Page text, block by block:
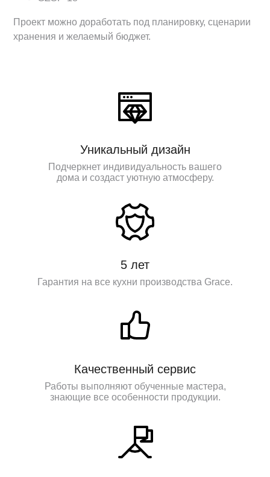
Проект можно доработать под планировку, сценарии
хранения и желаемый бюджет.
Уникальный дизайн
Подчеркнет индивидуальность вашего
дома и создаст уютную атмосферу.
5 лет
Гарантия на все кухни производства Grace.
Качественный сервис
Работы выполняют обученные мастера,
знающие все особенности продукции.